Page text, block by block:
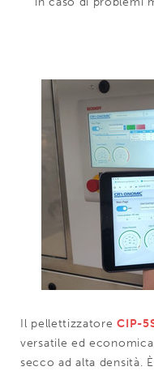
Il pellettizzatoreCIP-
versatile ed
secco ad alta densità.